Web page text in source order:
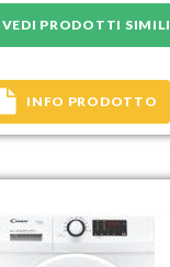
VEDI PRODOTTI SIMILI
INFO PRODOTTO